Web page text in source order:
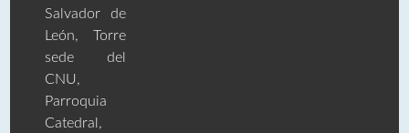
Salvador de
León, Torre
sede del
CNU,
Parroquia
Catedral,